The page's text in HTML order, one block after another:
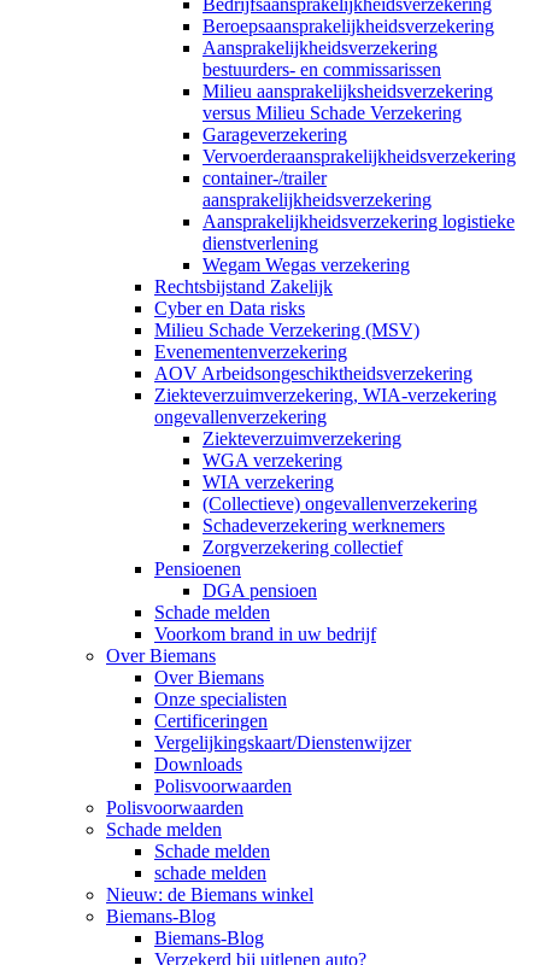
Bedrijfsaansprakelijkheidsverzekering
Beroepsaansprakelijkheidsverzekering
Aansprakelijkheidsverzekering
bestuurders- en commissarissen
Milieu aansprakelijksheidsverzekering
versus Milieu Schade Verzekering
Garageverzekering
Vervoerderaansprakelijkheidsverzekering
container-/trailer
aansprakelijkheidsverzekering
Aansprakelijkheidsverzekering logistieke
dienstverlening
Wegam Wegas verzekering
Rechtsbijstand Zakelijk
Cyber en Data risks
Milieu Schade Verzekering (MSV)
Evenementenverzekering
AOV Arbeidsongeschiktheidsverzekering
Ziekteverzuimverzekering, WIA-verzekering
ongevallenverzekering
Ziekteverzuimverzekering
WGA verzekering
WIA verzekering
(Collectieve) ongevallenverzekering
Schadeverzekering werknemers
Zorgverzekering collectief
Pensioenen
DGA pensioen
Schade melden
Voorkom brand in uw bedrijf
Over Biemans
Over Biemans
Onze specialisten
Certificeringen
Vergelijkingskaart/Dienstenwijzer
Downloads
Polisvoorwaarden
Polisvoorwaarden
Schade melden
Schade melden
schade melden
Nieuw: de Biemans winkel
Biemans-Blog
Biemans-Blog
Verzekerd bij uitlenen auto?